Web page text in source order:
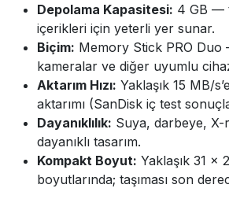
Depolama Kapasitesi: 4 GB —
içerikleri için yeterli yer sunar.
Biçim: Memory Stick PRO Duo
kameralar ve diğer uyumlu
Aktarım Hızı: Yaklaşık 15 MB/
aktarımı (SanDisk iç test
Dayanıklılık: Suya, darbeye, X-
dayanıklı tasarım.
Kompakt Boyut: Yaklaşık 31 ×
boyutlarında; taşıması son